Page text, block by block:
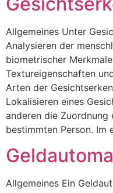
Allgemeines Unter
Analysieren der
biometrischer
Textureigenschaften
Arten der
Lokalisieren eines
anderen die Zuordnung
bestimmten Person.
Allgemeines Ein